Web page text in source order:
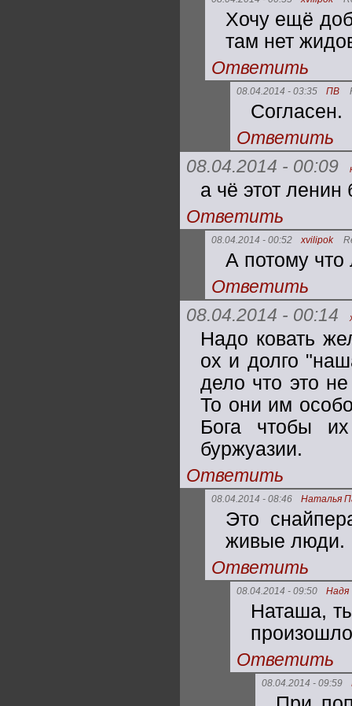
Хочу ещё
там нет
Ответить
08.04.2014 - 03:35 ПВ
Согласен.
Ответить
08.04.2014 - 00:09
а чё этот ленин
Ответить
08.04.2014 - 00:52 xvilipok
А потому
Ответить
08.04.2014 - 00:14
Надо ковать
ох и долго
дело что это
То они им
Бога чтобы
буржуазии.
Ответить
08.04.2014 - 08:46 Наталья
Это
живые люди.
Ответить
08.04.2014 - 09:50 Надя
Наташа,
Ответить
08.04.2014 - 09:59